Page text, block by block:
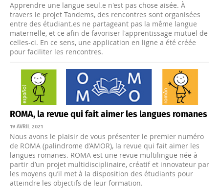
Apprendre une langue seul.e n'est pas chose aisée. À
travers le projet Tandems, des rencontres sont organisées
entre des étudiant.es ne partageant pas la même langue
maternelle, et ce afin de favoriser l'apprentissage mutuel de
celles-ci. En ce sens, une application en ligne a été créée
pour faciliter les rencontres.
ROMA, la revue qui fait aimer les langues romanes
19 AVRIL 2021
Nous avons le plaisir de vous présenter le premier numéro
de ROMA (palindrome d’AMOR), la revue qui fait aimer les
langues romanes. ROMA est une revue multilingue née à
partir d’un projet multidisciplinaire, créatif et innovateur par
les moyens qu’il met à la disposition des étudiants pour
atteindre les objectifs de leur formation.